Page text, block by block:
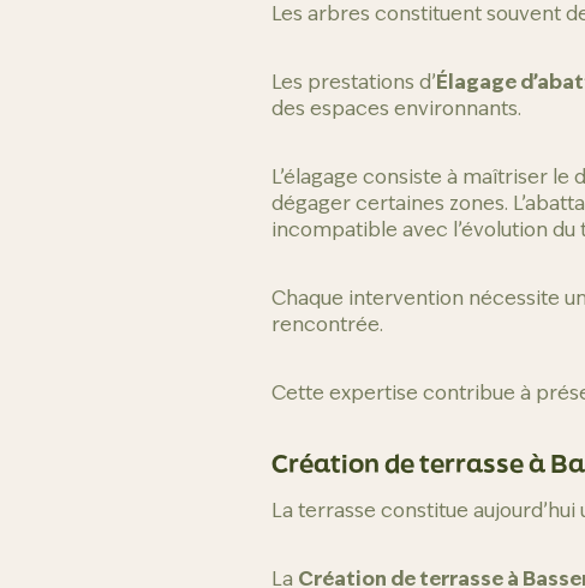
Les arbres constituent souvent
Les prestations d’Élagage
des espaces environnants.
L’élagage consiste à maîtriser
dégager certaines zones.
incompatible avec l’évolution du
Chaque intervention nécessite
rencontrée.
Cette expertise contribue à
Création de terrasse à
La terrasse constitue
La Création de terrasse à